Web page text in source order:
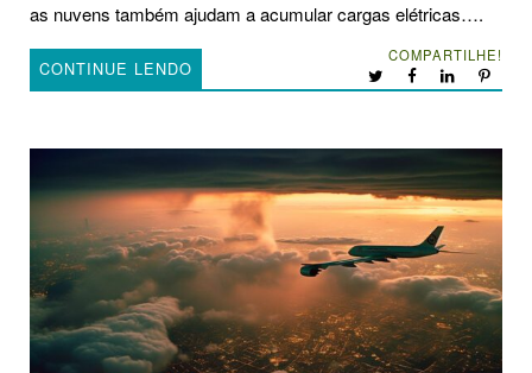
as nuvens também ajudam a acumular cargas elétricas….
CONTINUE LENDO
COMPARTILHE!